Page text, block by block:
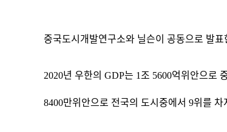
중국도시개발연구소와 닐슨이 공동으로 발
2020년 우한의 GDP는 1조 5600억위안으로
8400만위안으로 전국의 도시중에서 9위를